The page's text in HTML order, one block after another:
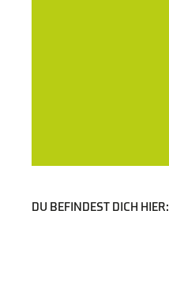
DU BEFINDEST DICH HIER: